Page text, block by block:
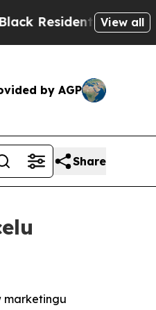
Warned of
View all
by AGP
Share
marketingu